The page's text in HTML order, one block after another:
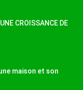
CROISSANCE DE
maison et son